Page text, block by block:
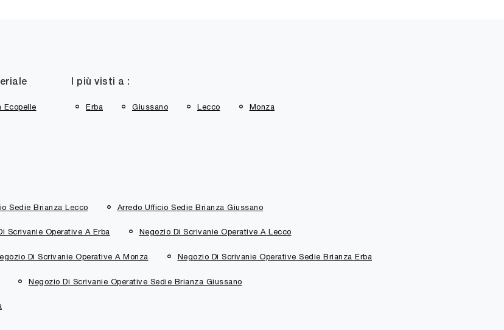
Ecopelle
I più visti a :
Erba Giussano Lecco Monza
Sedie Brianza Lecco Arredo Ufficio Sedie Brianza Giussano
Scrivanie Operative A Erba Negozio Di Scrivanie Operative A Lecco
Di Scrivanie Operative A Monza Negozio Di Scrivanie Operative Sedie Brianza Erba
Negozio Di Scrivanie Operative Sedie Brianza Giussano